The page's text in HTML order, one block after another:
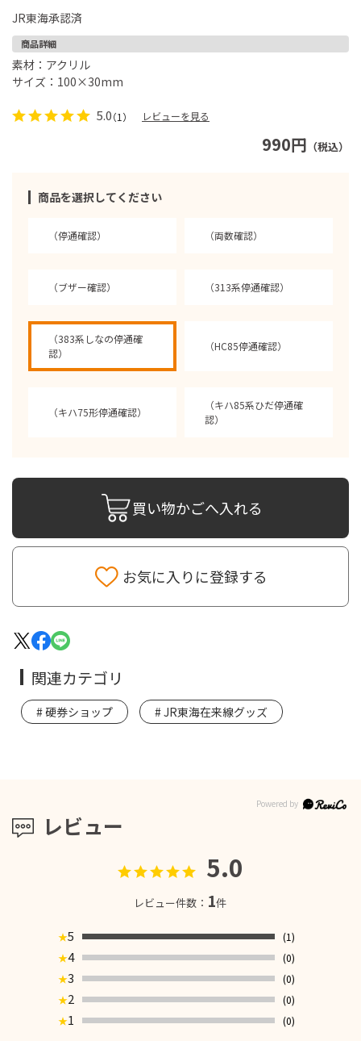
990円 （税込）
商品を選択してください
（停通確認） （両数確認）
（ブザー確認） （313系停通確認）
（383系しなの停通確
認）
（HC85停通確認）
（キハ75形停通確認）
（キハ85系ひだ停通確
認）
JR東海承認済
商品詳細
素材：アクリル
サイズ：100×30mm
5.0（1） レビューを見る
買い物かごへ入れる
お気に入りに登録する
レビュー
5.0
レビュー件数： 1件
★5
(1)
★4
(0)
★3
(0)
★2
(0)
★1 (0)
関連カテゴリ
硬券ショップ JR東海在来線グッズ